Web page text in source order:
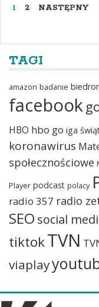
1 2 NASTĘPNY
TAGI
amazon badanie
facebook
HBO hbo go iga
koronawirus
społecznościowe
Player podcast polacy
radio 357 radio
SEO social
tiktokTVN
viaplay